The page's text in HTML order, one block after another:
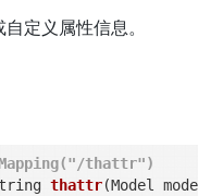
定义属性信息。
thattr")
thattr(Model